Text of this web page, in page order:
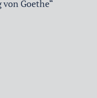
von Goethe“